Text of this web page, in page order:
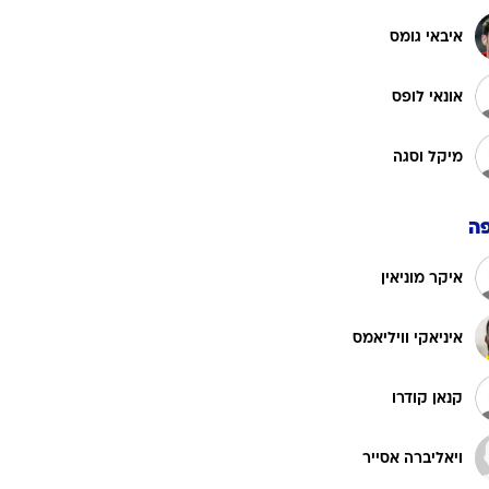
איבאי גומס
אונאי לופס
מיקל וסגה
איקר מוניאין
איניאקי וויליאמס
קנאן קודרו
ויאליברה אסייר